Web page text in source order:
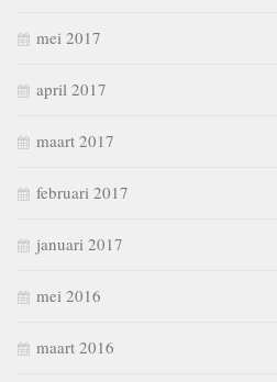
mei 2017
april 2017
maart 2017
februari 2017
januari 2017
mei 2016
maart 2016